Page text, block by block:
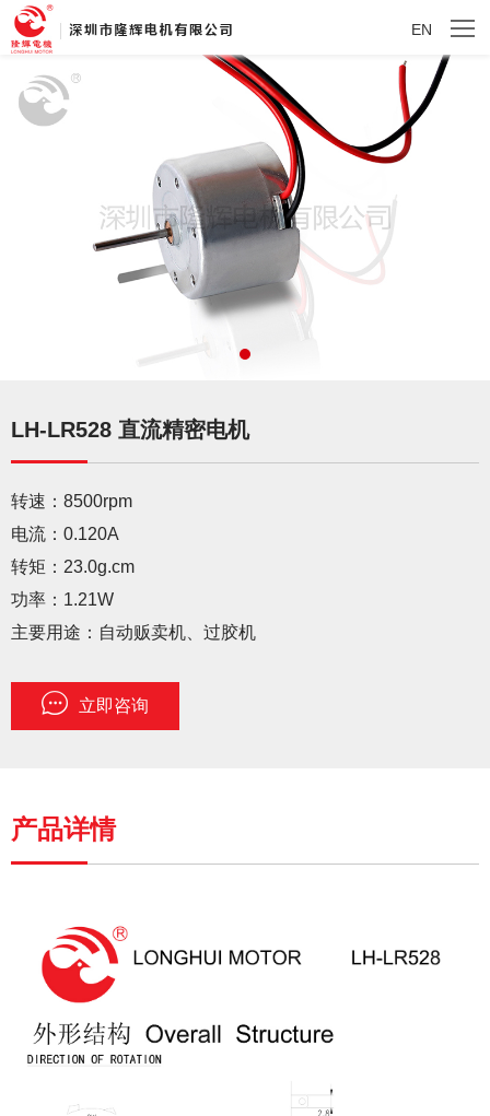
EN
LH-LR528 直流精密电机
转速：8500rpm
电流：0.120A
转矩：23.0g.cm
功率：1.21W
主要用途：自动贩卖机、过胶机
立即咨询
产品详情